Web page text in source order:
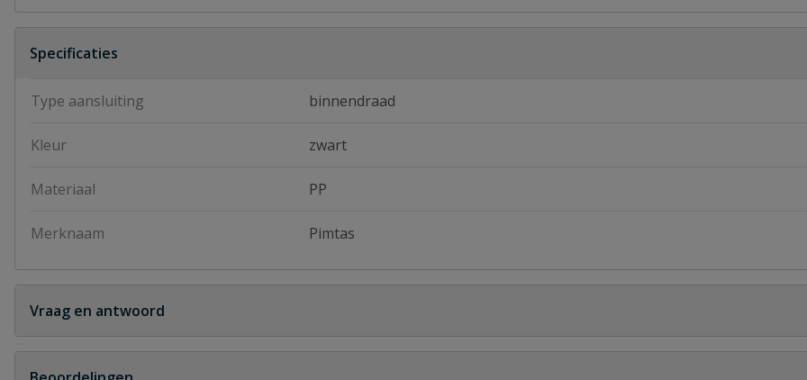
Specificaties
Type aansluiting binnendraad
Kleur zwart
Materiaal PP
Merknaam Pimtas
Vraag en antwoord
Geen vragen